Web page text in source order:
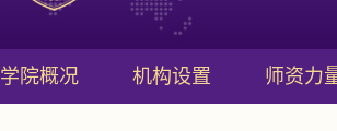
学院概况 机构设置 师资力